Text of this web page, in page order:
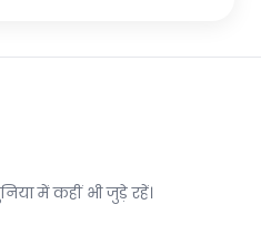
में कहीं भी जुड़े रहें।